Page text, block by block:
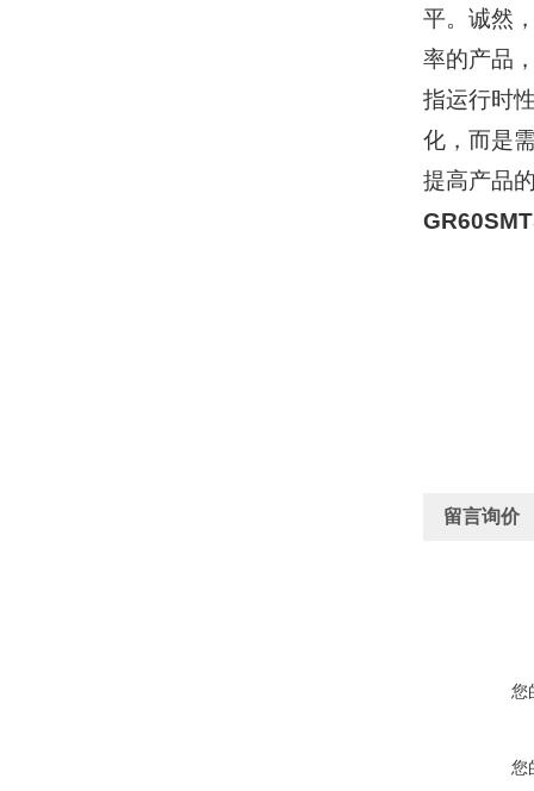
平。诚然
率的产品
指运行时
化，而是
提高产品
留言询价
您
您